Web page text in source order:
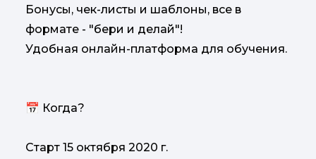
Бонусы, чек-листы и шаблоны, все в
формате - "бери и делай"!
Удобная онлайн-платформа для обучения.
📅 Когда?
Старт 15 октября 2020 г.